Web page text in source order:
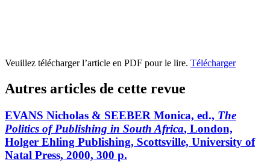
Veuillez télécharger l’article en PDF pour le lire. Télécharger
Autres articles de cette revue
EVANS Nicholas & SEEBER Monica, ed., The
Politics of Publishing in South Africa, London,
Holger Ehling Publishing, Scottsville, University of
Natal Press, 2000, 300 p.